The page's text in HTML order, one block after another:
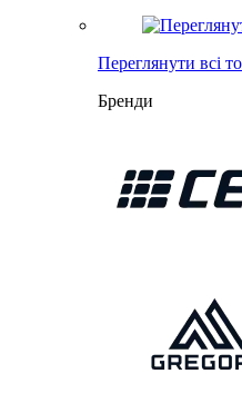
Переглянути всі
Бренди